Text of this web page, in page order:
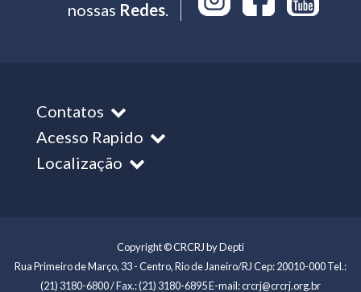
nossas Redes.
Contatos
Acesso Rapido
Localização
Copyright © CRCRJ by Depti
Rua Primeiro de Março, 33 - Centro, Rio de Janeiro/RJ Cep: 20010-000 Tel.:
(21) 3180-6800 / Fax.: (21) 3180-6895 E-mail: crcrj@crcrj.org.br